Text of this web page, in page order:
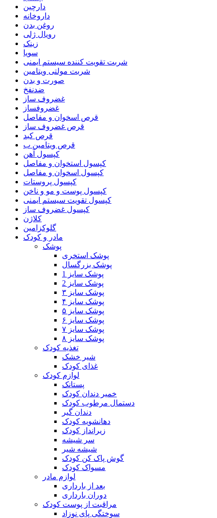
دارچین
داروخانه
روغن بدن
رویال ژلی
زینک
سویا
شربت تقویت کننده سیستم ایمنی
شربت مولتی ویتامین
صورت و بدن
ضدنفخ
غضروف ساز
غضروفساز
قرص اسخوان و مفاصل
قرص غضروف ساز
قرص کبد
قرص ویتامین ب
کپسول آهن
کپسول استخوان و مفاصل
کپسول اسخوان و مفاصل
کپسول پروستات
کپسول پوست و مو و ناخن
کپسول تقویت سیستم ایمنی
کپسول غضروف ساز
کلاژن
گلوکزامین
مادر و کودک
پوشک
پوشک استخری
پوشک بزرگسال
پوشک سایز 1
پوشک سایز 2
پوشک سایز ۳
پوشک سایز ۴
پوشک سایز ۵
پوشک سایز ۶
پوشک سایز ۷
پوشک سایز ۸
تغذیه کودک
شیر خشک
غذای کودک
لوازم کودک
پستانک
خمیر دندان کودک
دستمال مرطوب کودک
دندان گیر
دهانشویه کودک
زیرانداز کودک
سر شیشه
شیشه شیر
گوش پاک کن کودک
مسواک کودک
لوازم مادر
بعد از بارداری
دوران بارداری
مراقبت از پوست کودک
سوختگی پای نوزاد